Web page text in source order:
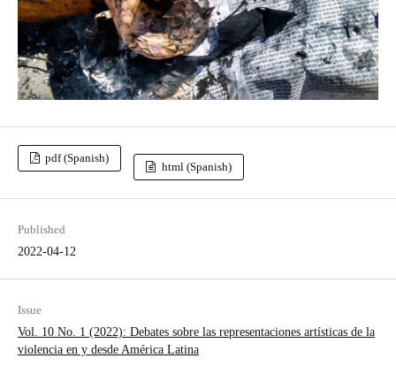
pdf (Spanish)
html (Spanish)
Published
2022-04-12
Issue
Vol. 10 No. 1 (2022): Debates sobre las representaciones artísticas de la
violencia en y desde América Latina